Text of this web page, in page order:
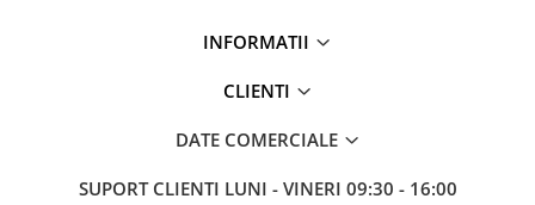
INFORMATII
CLIENTI
DATE COMERCIALE
SUPORT CLIENTI LUNI - VINERI 09:30 - 16:00